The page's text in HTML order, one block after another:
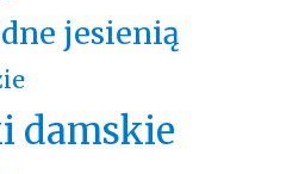
jesienią
damskie